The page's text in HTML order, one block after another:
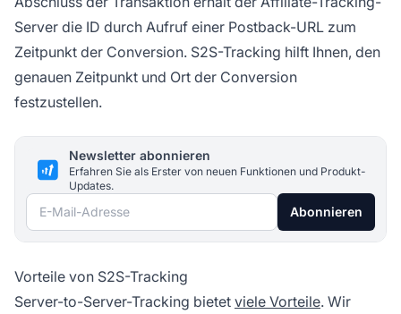
Server die ID durch Aufruf einer Postback-URL zum
Zeitpunkt der Conversion. S2S-Tracking hilft Ihnen, den
genauen Zeitpunkt und Ort der Conversion
festzustellen.
Newsletter abonnieren
Erfahren Sie als Erster von neuen Funktionen und Produkt-
Updates.
E-Mail-Adresse Abonnieren
Vorteile von S2S-Tracking
Server-to-Server-Tracking bietet viele Vorteile. Wir